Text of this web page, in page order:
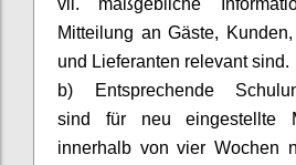
Mitteilung an Gäste, Kunden,
und Lieferanten relevant sind.
b) Entsprechende
sind für neu eingestellte
innerhalb von vier Wochen